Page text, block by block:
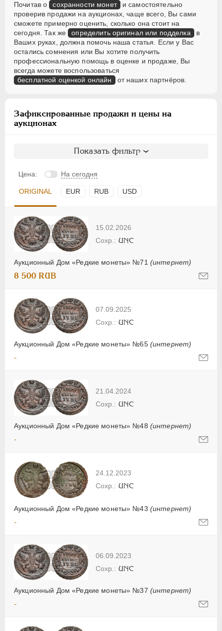
Почитав о сохранности монет и самостоятельно
проверив продажи на аукционах, чаще всего, Вы сами
сможете примерно оценить, сколько она стоит на
сегодня. Так же определить оригинал или подделка в
Ваших руках, должна помочь наша статья. Если у Вас
остались сомнения или Вы хотите получить
профессиональную помощь в оценке и продаже, Вы
всегда можете воспользоваться
бесплатной оценкой онлайн от наших партнёров.
Зафиксированные продажи и цены на
аукционах
Показать фильтр
Цена: На сегодня
ORIGINAL EUR RUB USD
15.02.2026
Аукционный Дом «Редкие монеты» №71 (интернет)
UNC
8 500 RUB
07.09.2025
Аукционный Дом «Редкие монеты» №65 (интернет)
UNC
-
21.04.2024
Аукционный Дом «Редкие монеты» №48 (интернет)
UNC
-
24.12.2023
Аукционный Дом «Редкие монеты» №43 (интернет)
UNC
-
06.09.2023
Аукционный Дом «Редкие монеты» №37 (интернет)
UNC
-